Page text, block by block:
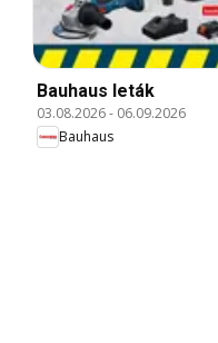
Bauhaus leták
03.08.2026- 06.09.2026
Bauhaus